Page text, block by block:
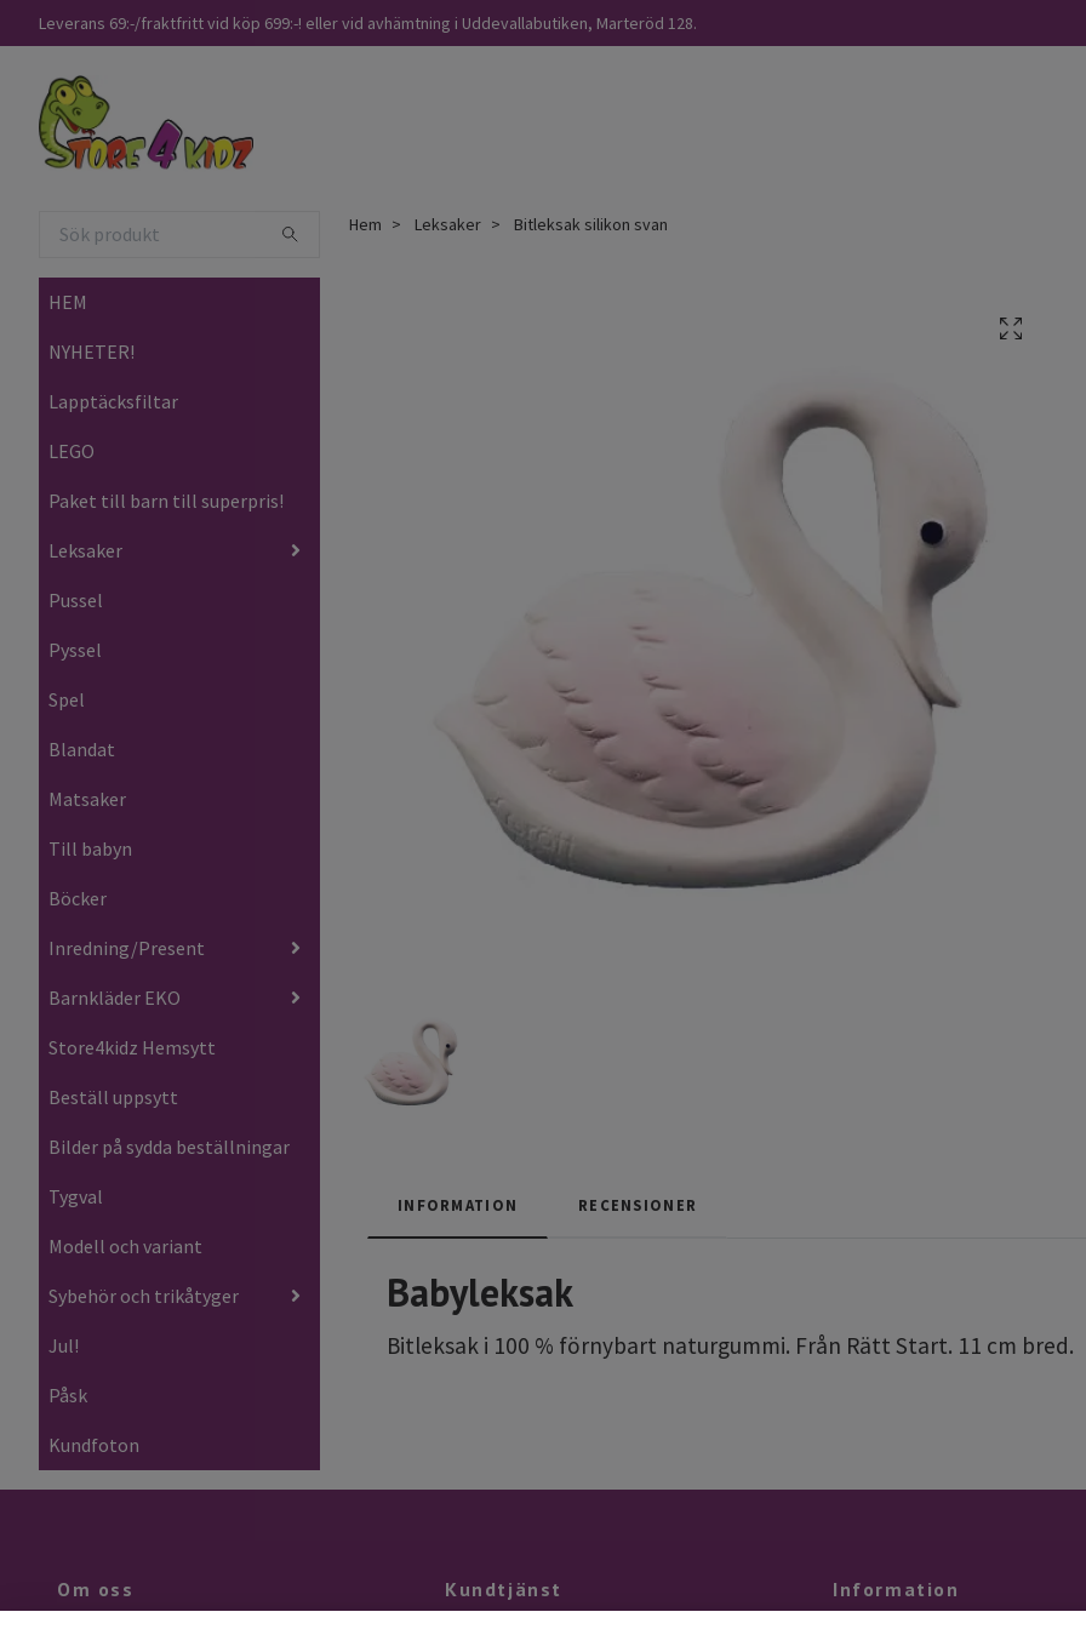
Leverans 69:-/fraktfritt vid köp 699:-! eller vid avhämtning i Uddevallabutiken, Marteröd 128.
HEM
NYHETER!
Lapptäcksfiltar
LEGO
Paket till barn till superpris!
Leksaker
Pussel
Pyssel
Spel
Blandat
Matsaker
Till babyn
Böcker
Inredning/Present
Barnkläder EKO
Store4kidz Hemsytt
Beställ uppsytt
Bilder på sydda beställningar
Tygval
Modell och variant
Sybehör och trikåtyger
Jul!
Påsk
Kundfoton
Hem Leksaker Bitleksak silikon svan
INFORMATION RECENSIONER
Babyleksak
Bitleksak i 100 % förnybart naturgummi. Från Rätt Start. 11 cm bred.
Om oss Kundtjänst Information